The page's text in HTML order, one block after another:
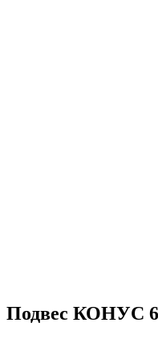
Подвес КОНУС